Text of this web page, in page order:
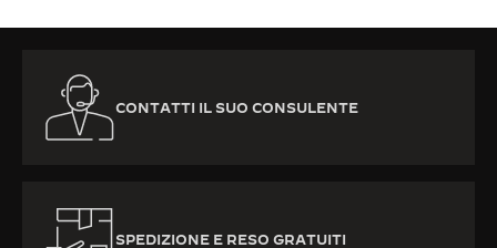
CONTATTI IL SUO CONSULENTE
SPEDIZIONE E RESO GRATUITI